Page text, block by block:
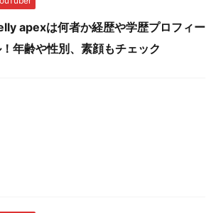
apexは何者か経歴や学歴プロフィー
年齢や性別、素顔もチェック